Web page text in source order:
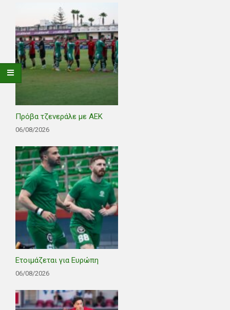
Πρόβα τζενεράλε με ΑΕΚ
06/08/2026
Ετοιμάζεται για Ευρώπη
06/08/2026